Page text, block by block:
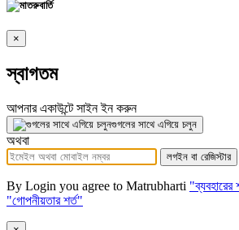
×
স্বাগতম
আপনার একাউন্টে সাইন ইন করুন
গুগলের সাথে এগিয়ে চলুন
অথবা
লগইন বা রেজিস্টার
By Login you agree to Matrubharti "ব্যবহারের
"গোপনীয়তার শর্ত"